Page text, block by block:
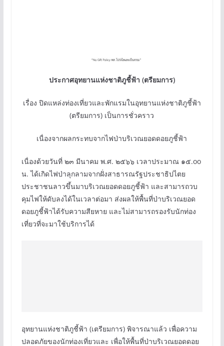
ประกาศอุทยานแห่งชาติภูชี้ฟ้า (ตรียมการ)
เรื่อง ปิดแหล่งท่องเที่ยวและพักแรมในอุทยานแห่งชาติภูชี้ฟ้า
(ตรียมการ) เป็นการชั่วคราว
เนื่องจากผลกระทบจากไฟป่าบริเวณยอดดอยภูชี้ฟ้า
เนื่องด้วยวันที่ ๒๓ มีนาคม พ.ศ. ๒๕๖๖ เวลาประมาณ ๑๕.oo
น. ได้เกิดไฟป่าลุกลามจากฝั่งสาธารณรัฐประชาธิปไตย
ประชาชนลาวขึ้นมาบริเวณยอดดอยภูชี้ฟ้า และสามารถวบ
คุมไฟให้ดับลงได้ในเวลาต่อมา ส่งผลให้พื้นที่ป่าบริเวณยอด
ดอยภูชี้ฟ้าได้รับความสียหาย และไม่สามารถรองรับนักท่อง
เที่ยวที่จะมาใช้บริการได้
อุทยานแห่งชาติภูชี้ฟ้า (เตรียมการ) พิจารณาแล้ว เพื่อความ
ปลอดภัยของนักท่องเที่ยวและ เพื่อให้พื้นที่ป่าบริเวณยอดดอย